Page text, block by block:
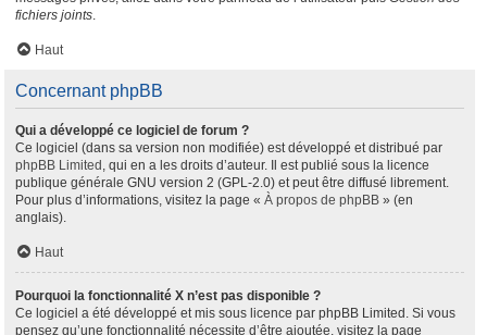
fichiers joints.
Haut
Concernant phpBB
Qui a développé ce logiciel de forum ?
Ce logiciel (dans sa version non modifiée) est développé et distribué par
phpBB Limited , qui en a les droits d’auteur. Il est publié sous la licence
publique générale GNU version 2 (GPL-2.0) et peut être diffusé librement.
Pour plus d’informations, visitez la page « À propos de phpBB » (en
anglais).
Haut
Pourquoi la fonctionnalité X n’est pas disponible ?
Ce logiciel a été développé et mis sous licence par phpBB Limited. Si vous
pensez qu’une fonctionnalité nécessite d’être ajoutée, visitez la page